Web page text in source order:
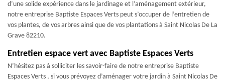
d’une solide expérience dans le jardinage et l’aménagement extérieur,
notre entreprise Baptiste Espaces Verts peut s’occuper de l’entretien de
vos plantes, de vos arbres ainsi que de vos plantations à Saint Nicolas De La
Grave 82210.
Entretien espace vert avec Baptiste Espaces Verts
N’hésitez pas à solliciter les savoir-faire de notre entreprise Baptiste
Espaces Verts , si vous prévoyez d’aménager votre jardin à Saint Nicolas De